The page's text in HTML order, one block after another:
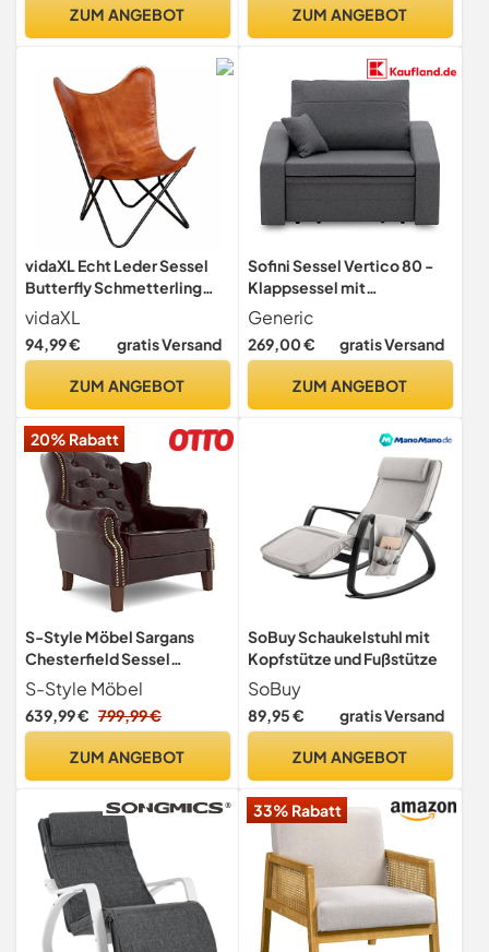
Hängestuhl,
Hängeschaukel
ZUM ANGEBOT
Stoff, Grau
ZUM ANGEBOT
vidaXL Echt Leder Sessel
Butterfly Schmetterling
Relaxstuhl Vintage Retro
Braun
vidaXL
94,99 € gratis Versand
ZUM ANGEBOT
Sofini Sessel Vertico 80 -
Klappsessel mit
Schlaffunktion - für
Wohnzimmer,
Schlafzimmer oder
(Malmo New 95) aus
Generic
269,00 € gratis Versand
ZUM ANGEBOT
20% Rabatt
S-Style Möbel Sargans
Chesterfield Sessel
Ohrensessel Für
Wohnzimmer Schlafzimmer
Louge Büro Loungesessel
Cocktailsessel Holzbeine
102 x 93 x 102 cm
S-Style Möbel
639,99 € 799,99 €
ZUM ANGEBOT
SoBuy Schaukelstuhl mit
Kopfstütze und Fußstütze
SoBuy
89,95 € gratis Versand
ZUM ANGEBOT
33% Rabatt